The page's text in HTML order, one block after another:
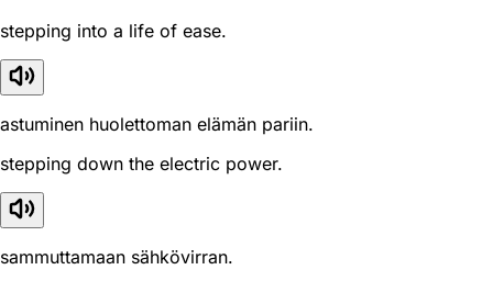
stepping into a life of ease.
astuminen huolettoman elämän pariin.
stepping down the electric power.
sammuttamaan sähkövirran.